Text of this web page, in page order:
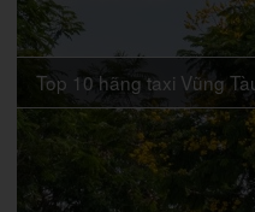
Top 10 hãng taxi Vũng